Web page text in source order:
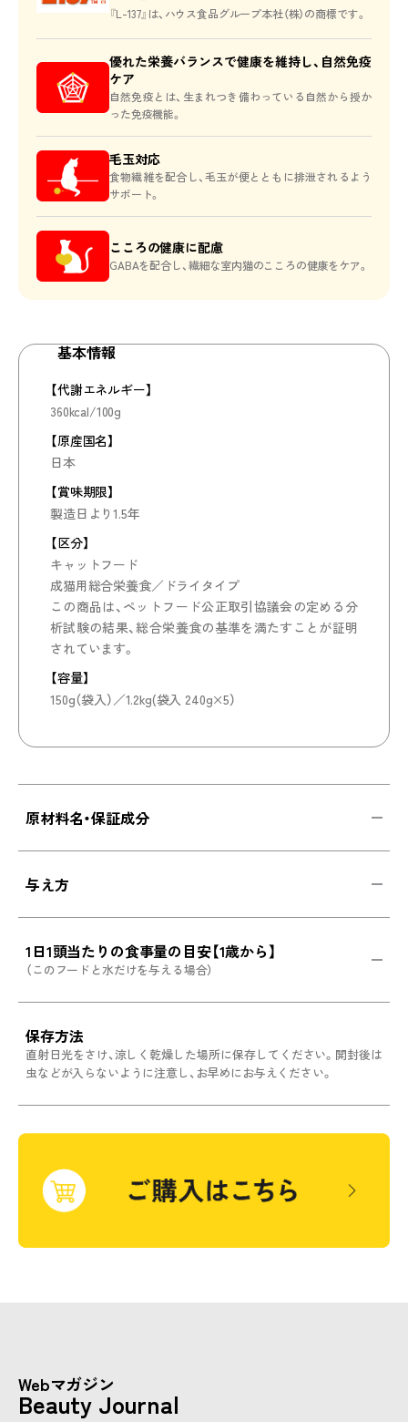
Webマガジン
お知らせ
動画
DOG
給与量ガイドはこちら
『L-137』は、ハウス食品グループ本社（株）の商標です。
優れた栄養バランスで健康を維持し、自然免疫
ケア
自然免疫とは、生まれつき備わっている自然から授か
った免疫機能。
毛玉対応
食物繊維を配合し、毛玉が便とともに排泄されるよう
サポート。
こころの健康に配慮
GABAを配合し、繊細な室内猫のこころの健康をケア。
基本情報
【代謝エネルギー】
360kcal/100g
【原産国名】
日本
【賞味期限】
製造日より1.5年
【区分】
キャットフード
成猫用総合栄養食／ドライタイプ
この商品は、ペットフード公正取引協議会の定める分
析試験の結果、総合栄養食の基準を満たすことが証明
されています。
【容量】
150g（袋入）／1.2kg(袋入 240g×5）
原材料名・保証成分
与え方
1日1頭当たりの食事量の目安【1歳から】
（このフードと水だけを与える場合）
保存方法
直射日光をさけ、涼しく乾燥した場所に保存してください。開封後は
虫などが入らないように注意し、お早めにお与えください。
Webマガジン
Beauty Journal